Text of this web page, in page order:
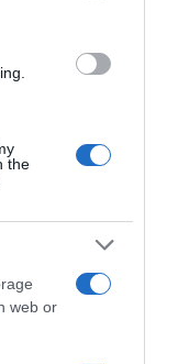
the
web or